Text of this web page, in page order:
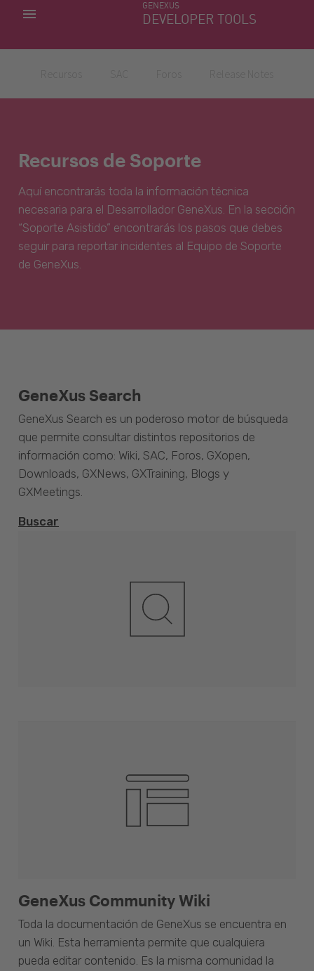
GENEXUS
DEVELOPER TOOLS
MIS APLICACIONES
Recursos de Soporte
Aquí encontrarás toda la información técnica
necesaria para el Desarrollador GeneXus. En la sección
“Soporte Asistido” encontrarás los pasos que debes
seguir para reportar incidentes al Equipo de Soporte
de GeneXus.
GeneXus Community Wiki
Toda la documentación de GeneXus se encuentra en
un Wiki. Esta herramienta permite que cualquiera
pueda editar contenido. Es la misma comunidad la
GeneXus Search
GeneXus Search es un poderoso motor de búsqueda
que permite consultar distintos repositorios de
información como: Wiki, SAC, Foros, GXopen,
Downloads, GXNews, GXTraining, Blogs y
GXMeetings.
Buscar